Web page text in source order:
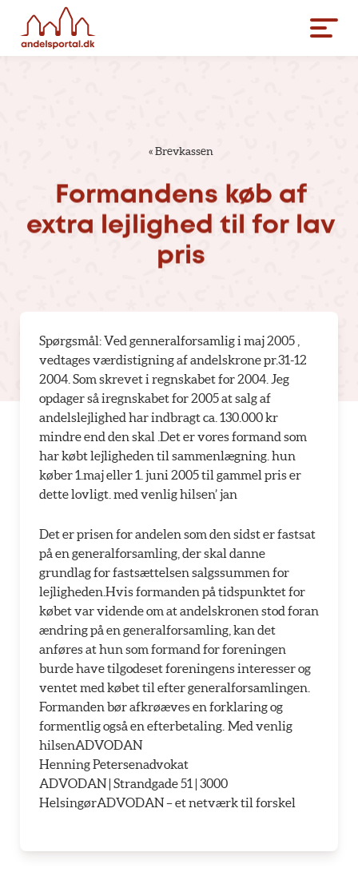
«Brevkassen
Formandens køb af
extra lejlighed til for
lav
pris
Spørgsmål: Ved genneralforsamlig i maj 2005 ,
vedtages værdistigning af andelskrone pr.31-12
2004. Som skrevet i regnskabet for 2004. Jeg
opdager så iregnskabet for 2005 at salg af
andelslejlighed har indbragt ca. 130.000 kr
mindre end den skal .Det er vores formand som
har købt lejligheden til sammenlægning. hun
køber 1.maj eller 1. juni 2005 til gammel pris er
dette lovligt. med venlig hilsen’ jan
Det er prisen for andelen som den sidst er fastsat
på en generalforsamling, der skal danne
grundlag for fastsættelsen salgssummen for
lejligheden.Hvis formanden på tidspunktet for
købet var vidende om at andelskronen stod foran
ændring på en generalforsamling, kan det
anføres at hun som formand for foreningen
burde have tilgodeset foreningens interesser og
ventet med købet til efter generalforsamlingen.
Formanden bør afkrøæves en forklaring og
formentlig også en efterbetaling. Med venlig
hilsenADVODAN
Henning Petersenadvokat
ADVODAN | Strandgade 51 | 3000
HelsingørADVODAN – et netværk til forskel